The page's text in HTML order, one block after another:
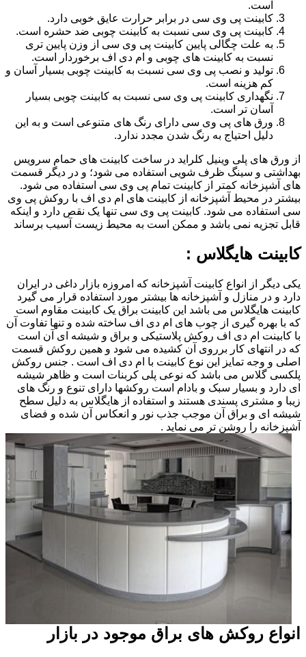
است.
کابینت پی وی سی در برابر حرارت عایق خوبی دارد.
کابینت پی وی سی نسبت به کابینت چوبی ضد حشره است.
به علت چگالی پایین کابینت پی وی سی از وزن پایین تری
نسبت به کابینت های چوبی و ام دی اف برخوردار است.
تولید و نصب پی وی سی نسبت به کابینت چوبی بسیار آسان و
کم هزینه است.
نگهداری کابینت پی وی سی نسبت به کابینت چوبی بسیار
آسان تر است.
ورق های پی وی سی دارای رنگ های متنوعی است و به این
دلیل احتیاج به رنگ شدن مجدد ندارد.
از ورق های پلی وینیل کلراید در ساخت کابینت های حمام سرویس
بهداشتی و سینگ ظرف شویی استفاده می شود؛ و در دیگر قسمت
های آشپزخانه کمتر از کابینت تمام پی وی سی استفاده می شود.
بیشتر در محیط آشپزخانه از کابینت های ام دی اف با روکش پی وی
سی استفاده می شود. کابینت پی وی سی تنها یک نقص دارد و اینکه
قابل تجزیه نمی باشد و ممکن است به محیط زیست آسیب برساند
کابینت هایگلاس :
یکی دیگر از انواع کابینت آشپزخانه که امروزه بازار داغی در ایران
دارد و در منازل و آشپزخانه ها بیشتر مورد استفاده قرار می گیرد
کابینت هایگلاس می باشد این کابینت براق یک کابینت مقاوم است
که با بهره گیری از چوب های ام دی اف ساخته شده و تنها تفاوت آن
با کابینت ام دی اف روکش پلاستیکی و براق و شیشه ای آن است
که در انتهای کار برروی آن کشیده می شود و همین روکش قسمت
اصلی و وجه تمایز این نوع کابینت با ام دی اف است . جنس روکش
پلکسی گلاس می باشد که نوعی پلی کربنات است و ظاهر شیشه
ای دارد و بسیار سبک و بادام است روکشها دارای تنوع و رنگ های
زیبا و مشتری پسندی هستند و استفاده از هایگلاس به دلیل سطح
شیشه ای و براق آن موجب جذب نور و انعکاس آن شده و فضای
آشپزخانه را روشن تر می نماید .
انواع روکش های براق موجود در بازار